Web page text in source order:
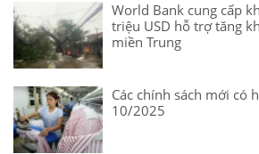
World Bank cung cấp
triệu USD hỗ trợ tăng
miền Trung
Các chính sách mới có
10/2025